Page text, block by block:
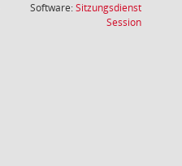
Software:Sitzungsdienst
Session(Wird in